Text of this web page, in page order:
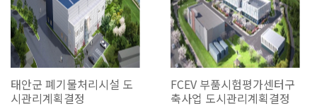
태안군 폐기물처리시설 도
시관리계획결정
FCEV 부품시험평가센터구
축사업 도시관리계획결정